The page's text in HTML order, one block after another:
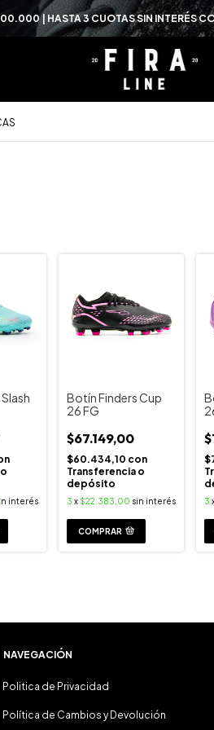
| HASTA 3 CUOTAS SIN INTERÉS
interés
Botín Finders Cup
26 FG
$67.149,00
$60.434,10 con
Transferencia o
depósito
3 x $22.383,00 sin interés
COMPRAR
3
NAVEGACIÓN
Politica de Privacidad
Política de Cambios y Devolución